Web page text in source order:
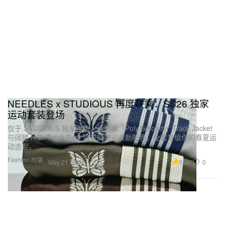
Fashion 时装
NEEDLES x STUDIOUS 再度联乘：SS26 独家
运动套装登场
仅于 STUDIOUS 独家发售，话题款「Poly Smooth」Track Jacket
与阔腿 H.D. Track Pant 带来四款必收新配色，全套升级你的春夏运
动造型。
May 21, 2026 5.0K 0